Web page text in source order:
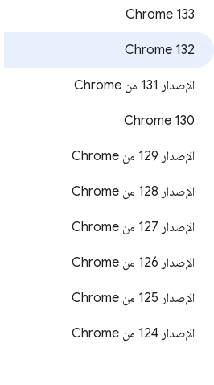
Chrome 133
Chrome 132
الإصدار 131 من Chrome
Chrome 130
الإصدار 129 من Chrome
الإصدار 128 من Chrome
الإصدار 127 من Chrome
الإصدار 126 من Chrome
الإصدار 125 من Chrome
الإصدار 124 من Chrome